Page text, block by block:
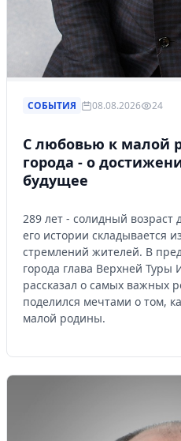
СОБЫТИЯ 08.08.2026 24
С любовью к малой
города - о
будущее
289 лет - солидный возраст
его истории складывается
стремлений жителей. В
города глава Верхней Туры
рассказал о самых важных
поделился мечтами о том,
малой родины.